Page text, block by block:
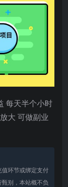
每天半个小时
大 可做副业
环节或绑定支付
别，本站概不负